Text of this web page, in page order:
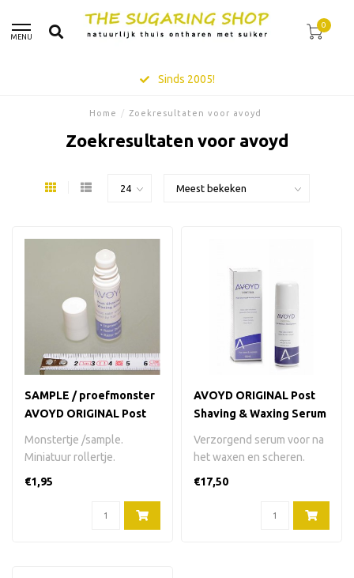
MENU
0
Sinds 2005!
Home / Zoekresultaten voor avoyd
Zoekresultaten voor avoyd
SAMPLE / proefmonster
AVOYD ORIGINAL Post
Shaving & Waxing Serum
6 ml
Monstertje /sample.
Miniatuur rollertje.
het waxen en s..
€1,95
AVOYD ORIGINAL Post
Shaving & Waxing Serum
Verzorgend serum voor na
het waxen en scheren.
haren en roo..
€17,50